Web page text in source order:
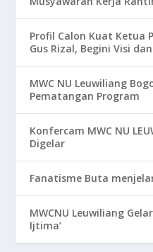
Profil Calon Kuat Ketua
Gus Rizal, Begini Visi
MWC NU Leuwiliang
Pematangan Program
Konfercam MWC NU
Digelar
Fanatisme Buta
MWCNU Leuwiliang
Ijtima’